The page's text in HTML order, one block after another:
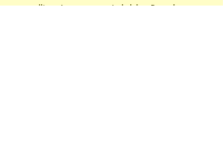
collier. Longueur réglable. Boucles